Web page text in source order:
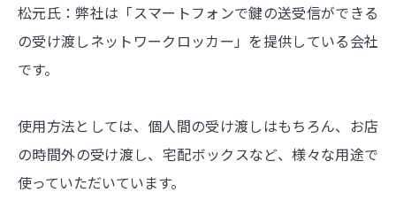
松元氏：弊社は「スマートフォンで鍵の送受信ができる
の受け渡しネットワークロッカー」を提供している会社
です。
使用方法としては、個人間の受け渡しはもちろん、お店
の時間外の受け渡し、宅配ボックスなど、様々な用途で
使っていただいています。